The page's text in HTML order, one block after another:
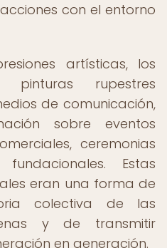
con el entorno
artísticas, los
rupestres
de comunicación,
sobre eventos
ceremonias
Estas
eran una forma de
colectiva de las
y de transmitir
en generación.